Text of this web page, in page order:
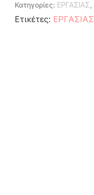
Κατηγορίες: ΕΡΓΑΣΙΑΣ,
Ετικέτες: ΕΡΓΑΣΙΑΣ